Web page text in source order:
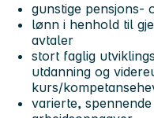
gunstige pensjons-
lønn i henhold til
avtaler
stort faglig
utdanning og
kurs/
varierte,